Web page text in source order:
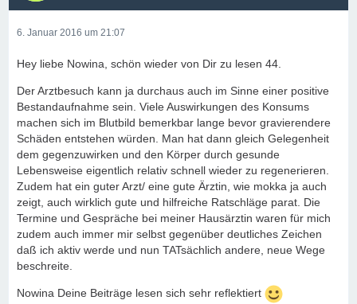
6. Januar 2016 um 21:07
Hey liebe Nowina, schön wieder von Dir zu lesen 44.
Der Arztbesuch kann ja durchaus auch im Sinne einer positive
Bestandaufnahme sein. Viele Auswirkungen des Konsums
machen sich im Blutbild bemerkbar lange bevor gravierendere
Schäden entstehen würden. Man hat dann gleich Gelegenheit
dem gegenzuwirken und den Körper durch gesunde
Lebensweise eigentlich relativ schnell wieder zu regenerieren.
Zudem hat ein guter Arzt/ eine gute Ärztin, wie mokka ja auch
zeigt, auch wirklich gute und hilfreiche Ratschläge parat. Die
Termine und Gespräche bei meiner Hausärztin waren für mich
zudem auch immer mir selbst gegenüber deutliches Zeichen
daß ich aktiv werde und nun TATsächlich andere, neue Wege
beschreite.
Nowina Deine Beiträge lesen sich sehr reflektiert